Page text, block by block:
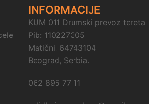
INFORMACIJE
KUM 011 Drumski prevoz tereta
Pib: 110227305
Matični: 64743104
Beograd, Serbia.
062 895 77 11